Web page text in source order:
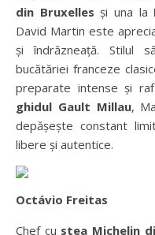
din Bruxelles și una la
David Martin este
și îndrăzneață. Stilul
bucătăriei franceze
preparate intense și
ghidul Gault Millau,
depășește constant
libere și autentice.
Octávio Freitas
Chef cu stea Michelin